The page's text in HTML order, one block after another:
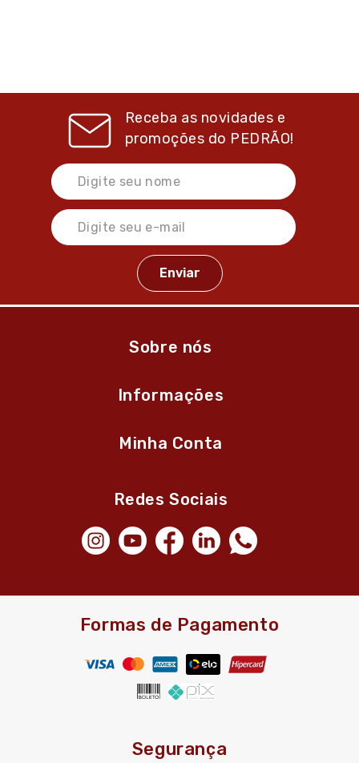
Receba as novidades e
promoções do PEDRÃO!
Sobre nós
Informações
Minha Conta
Redes Sociais
Formas de Pagamento
Segurança